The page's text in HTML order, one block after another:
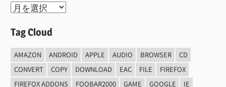
Archive
Tag Cloud
AMAZON ANDROID APPLE AUDIO BROWSER
CD
CONVERT
COPY DOWNLOAD EAC FILE
FIREFOX
FIREFOX ADDONS
FOOBAR2000 GAME GOOGLE IE